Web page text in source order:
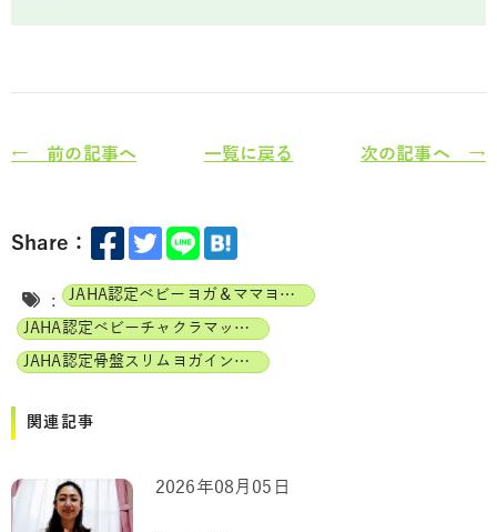
← 前の記事へ 一覧に戻る 次の記事へ →
Share：
:
JAHA認定ベビーヨガ＆ママヨガインストラクター
JAHA認定ベビーチャクラマッサージインストラクター
JAHA認定骨盤スリムヨガインストラクター
関連記事
2026年08月05日